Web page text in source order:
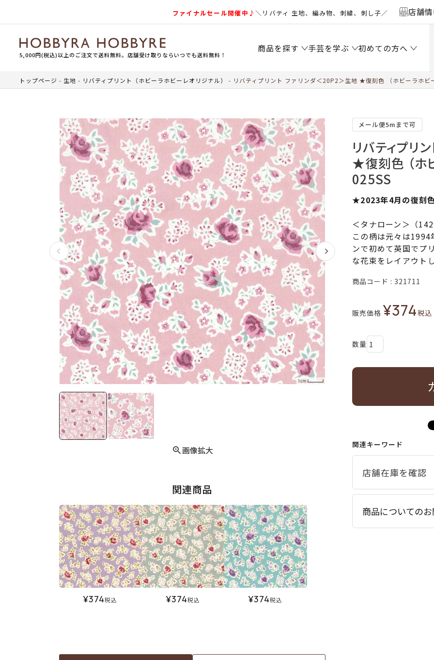
ファイナルセール開催中♪＼リバティ 生地、編み物、刺繍、刺し子／ 店舗
5,000円(税込)以上のご注文で送料無料。店舗受け取りならいつでも送料無料！
商品を探す 手芸を学ぶ 初めての方へ
トップページ 生地 リバティプリント（ホビーラホビーレオリジナル） リバティプリント ファリンダ＜20P2＞生地 ★復刻色 （ホビーラホビ
画像拡大
関連商品
¥374税込 ¥374税込 ¥374税込
メール便5mまで可
リバティプリ
★復刻色 （ホ
025SS
★2023年4月の復刻
＜タナローン＞（142
この柄は元々は1994
ンで初めて英国でプ
な花束をレイアウト
商品コード 321711
販売価格 ¥374税込
関連キーワード
商品についての